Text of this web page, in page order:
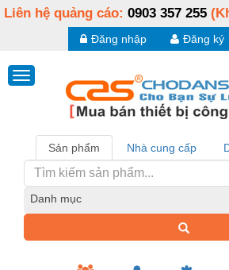
Liên hệ quảng cáo: 0903 357 255
Đăng ký
Đăng nhập
Sản phẩm Nhà cung cấp
Danh mục